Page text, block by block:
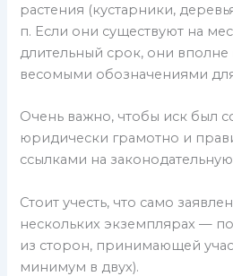
растения (кустарники,
п. Если они существуют на
длительный срок, они вполне
весомыми обозначениями
Очень важно, чтобы иск был
юридически грамотно и
ссылками на законодательную
Стоит учесть, что само
нескольких экземплярах —
из сторон, принимающей
минимум в двух).